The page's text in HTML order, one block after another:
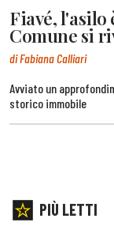
Fiavé, l'asilo
Comune si
di Fabiana Calliari
Avviato un
storico immobile
PIÙ LETTI